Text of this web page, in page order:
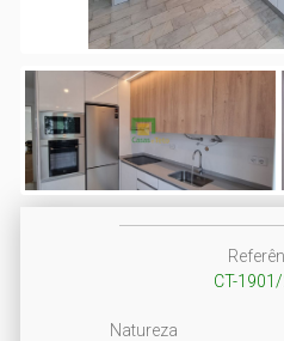
CT-
Natureza